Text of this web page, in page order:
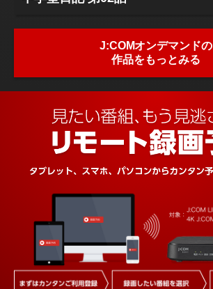
J:COMオンデマンドの
作品をもっとみる